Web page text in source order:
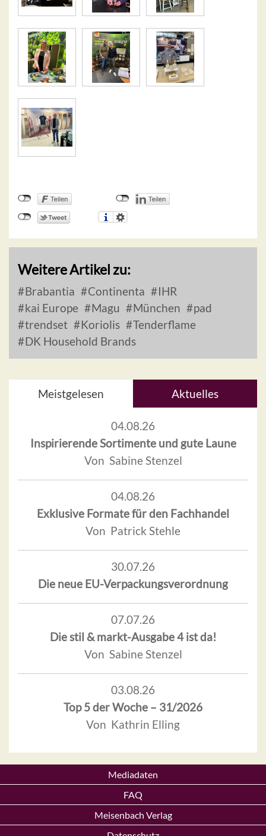
Weitere Artikel zu:
Brabantia Continenta
IHR
kai Europe
Magu München
pad
trendset
Koriolis
Tenderflame
DK Household Brands
Meistgelesen Aktuelles
04.08.26
Inspirierende Sortimente und gute Laune
Von Sabine Stenzel
04.08.26
Exklusive Formate für den Fachhandel
Von Patrick Stehle
30.07.26
Die neue EU-Verpackungsverordnung
07.07.26
Die stil & markt-Ausgabe 4 ist da!
Von Sabine Stenzel
03.08.26
Top 5 der Woche – 31/2026
Von Kathrin Elling
Mediadaten
FAQ
Meisenbach Verlag